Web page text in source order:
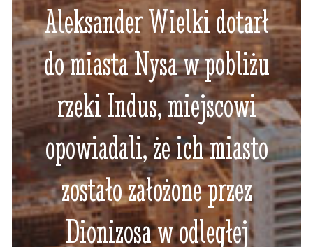
Aleksander Wielki dotarł
do miasta Nysa w pobliżu
rzeki Indus, miejscowi
opowiadali, że ich miasto
zostało założone przez
Dionizosa w odległej